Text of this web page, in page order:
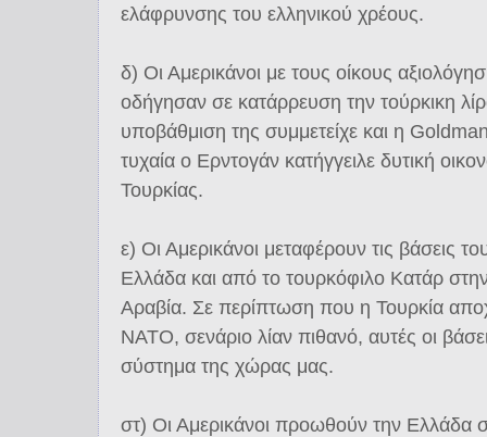
ελάφρυνσης του ελληνικού χρέους.
δ) Οι Αμερικάνοι με τους οίκους
οδήγησαν σε κατάρρευση την τούρκικη
υποβάθμιση της συμμετείχε και η
τυχαία ο Ερντογάν κατήγγειλε δυτική
Τουρκίας.
ε) Οι Αμερικάνοι μεταφέρουν τις βάσεις
Ελλάδα και από το τουρκόφιλο Κατάρ
Αραβία. Σε περίπτωση που η Τουρκία
ΝΑΤΟ, σενάριο λίαν πιθανό, αυτές οι
σύστημα της χώρας μας.
στ) Οι Αμερικάνοι προωθούν την Ελλάδα